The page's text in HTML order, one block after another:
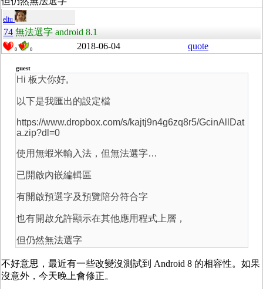
eliu
74 無法選字 android 8.1
0 0 2018-06-04 quote
guest
Hi 板大你好,
以下是我匯出的設定檔
https://www.dropbox.com/s/kajtj9n4g6zq8r5/GcinAllDat
a.zip?dl=0
使用無蝦米輸入法，但無法選字…
已開啟內嵌編輯區
有開啟預選字及預覽陪分符合字
也有開啟允許顯示在其他應用程式上層，
但仍然無法選字
不好意思，最近有一些改變沒測試到 Android 8 的相容性。如果
沒意外，今天晚上會修正。